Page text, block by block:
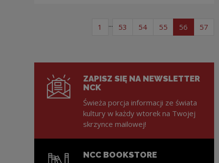
1 page list of articles
... 53 page list of articles
54page list of articles
55page list of
56 page
57
ZAPISZ SIĘ NA NEWSLETTER
NCK
Świeża porcja informacji ze świata
kultury w każdy wtorek na Twojej
skrzynce mailowej!
NCC BOOKSTORE